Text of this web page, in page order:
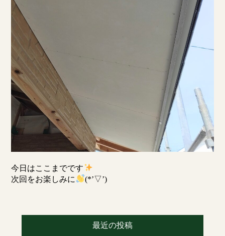
今日はここまでです
次回をお楽しみに
(*’▽’)
最近の投稿